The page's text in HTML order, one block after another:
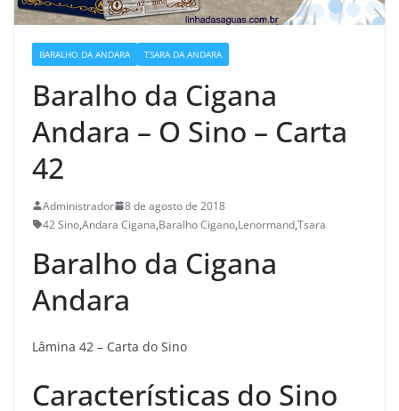
BARALHO DA ANDARA TSARA DA ANDARA
Baralho da Cigana
Andara – O Sino – Carta
42
Administrador
8 de agosto de 2018
42 Sino,Andara Cigana,Baralho Cigano,Lenormand,Tsara
Baralho da Cigana
Andara
Lâmina 42 – Carta do Sino
Características do Sino